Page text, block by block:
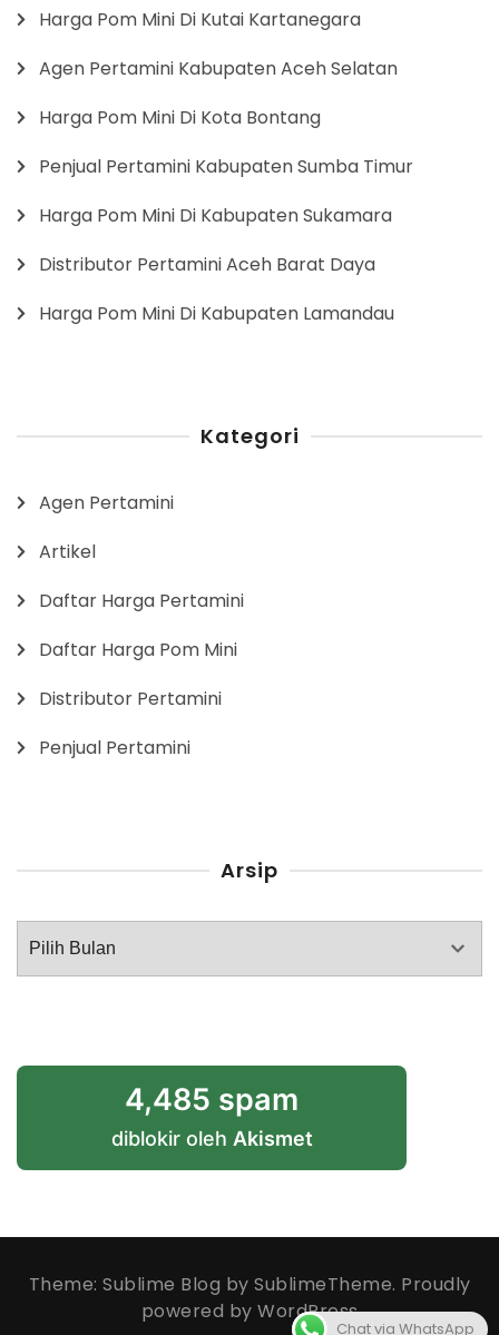
Harga Pom Mini Di Kutai Kartanegara
Agen Pertamini Kabupaten Aceh Selatan
Harga Pom Mini Di Kota Bontang
Penjual Pertamini Kabupaten Sumba Timur
Harga Pom Mini Di Kabupaten Sukamara
Distributor Pertamini Aceh Barat Daya
Harga Pom Mini Di Kabupaten Lamandau
Kategori
Agen Pertamini
Artikel
Daftar Harga Pertamini
Daftar Harga Pom Mini
Distributor Pertamini
Penjual Pertamini
Arsip
Arsip
4,485 spam
diblokir oleh Akismet
Theme: Sublime Blog by SublimeTheme. Proudly
powered by WordPress
Chat via WhatsApp